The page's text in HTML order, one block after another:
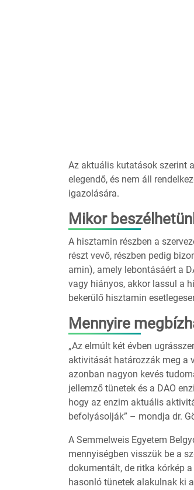
Az aktuális kutatások szerint
elegendő, és nem áll
igazolására.
Mikor
A hisztamin részben a
részt vevő, részben pedig
amin), amely lebontásáért a
vagy hiányos, akkor lassul a
bekerülő hisztamin
Mennyire
„Az elmúlt két évben
aktivitását határozzák meg a
azonban nagyon kevés
jellemző tünetek és a DAO
hogy az enzim aktuális
befolyásolják” – mondja dr.
A Semmelweis Egyetem
mennyiségben visszük be a
dokumentált, de ritka kórkép
hasonló tünetek alakulnak ki